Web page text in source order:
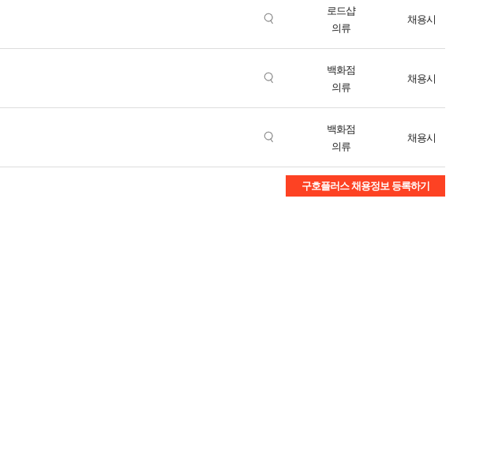
로드샵
의류
채용시
백화점
의류
채용시
백화점
의류
채용시
구호플러스 채용정보 등록하기